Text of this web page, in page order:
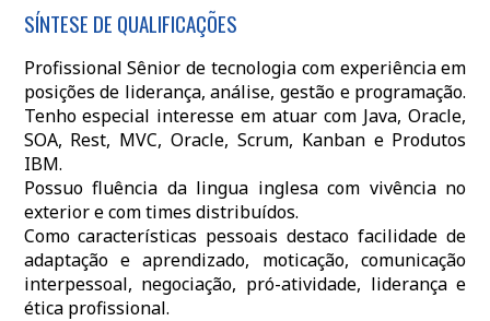
SÍNTESE DE QUALIFICAÇÕES
Profissional Sênior de tecnologia com experiência em
posições de liderança, análise, gestão e programação.
Tenho especial interesse em atuar com Java, Oracle,
SOA, Rest, MVC, Oracle, Scrum, Kanban e Produtos
IBM.
Possuo fluência da lingua inglesa com vivência no
exterior e com times distribuídos.
Como características pessoais destaco facilidade de
adaptação e aprendizado, moticação, comunicação
interpessoal, negociação, pró-atividade, liderança e
ética profissional.